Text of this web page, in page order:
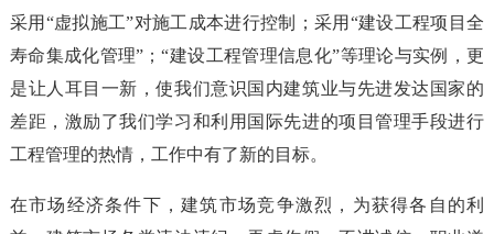
采用“虚拟施工”对施工成本进行控制；采用“建设工程项目全
寿命集成化管理”；“建设工程管理信息化”等理论与实例，更
是让人耳目一新，使我们意识国内建筑业与先进发达国家的
差距，激励了我们学习和利用国际先进的项目管理手段进行
工程管理的热情，工作中有了新的目标。
在市场经济条件下，建筑市场竞争激烈，为获得各自的利